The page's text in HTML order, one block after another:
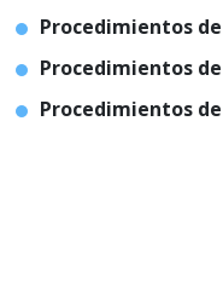
Procedimientos de
Procedimientos
Procedimientos